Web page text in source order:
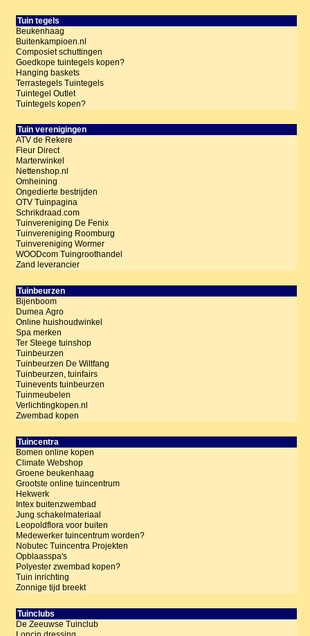
Tuin tegels
Beukenhaag
Buitenkampioen.nl
Composiet schuttingen
Goedkope tuintegels kopen?
Hanging baskets
Terrastegels Tuintegels
Tuintegel Outlet
Tuintegels kopen?
Tuin verenigingen
ATV de Rekere
Fleur Direct
Marterwinkel
Nettenshop.nl
Omheining
Ongedierte bestrijden
OTV Tuinpagina
Schrikdraad.com
Tuinvereniging De Fenix
Tuinvereniging Roomburg
Tuinvereniging Wormer
WOODcom Tuingroothandel
Zand leverancier
Tuinbeurzen
Bijenboom
Dumea Agro
Online huishoudwinkel
Spa merken
Ter Steege tuinshop
Tuinbeurzen
Tuinbeurzen De Wiltfang
Tuinbeurzen, tuinfairs
Tuinevents tuinbeurzen
Tuinmeubelen
Verlichtingkopen.nl
Zwembad kopen
Tuincentra
Bomen online kopen
Climate Webshop
Groene beukenhaag
Grootste online tuincentrum
Hekwerk
Intex buitenzwembad
Jung schakelmateriaal
Leopoldflora voor buiten
Medewerker tuincentrum worden?
Nobutec Tuincentra Projekten
Opblaasspa's
Polyester zwembad kopen?
Tuin inrichting
Zonnige tijd breekt
Tuinclubs
De Zeeuwse Tuinclub